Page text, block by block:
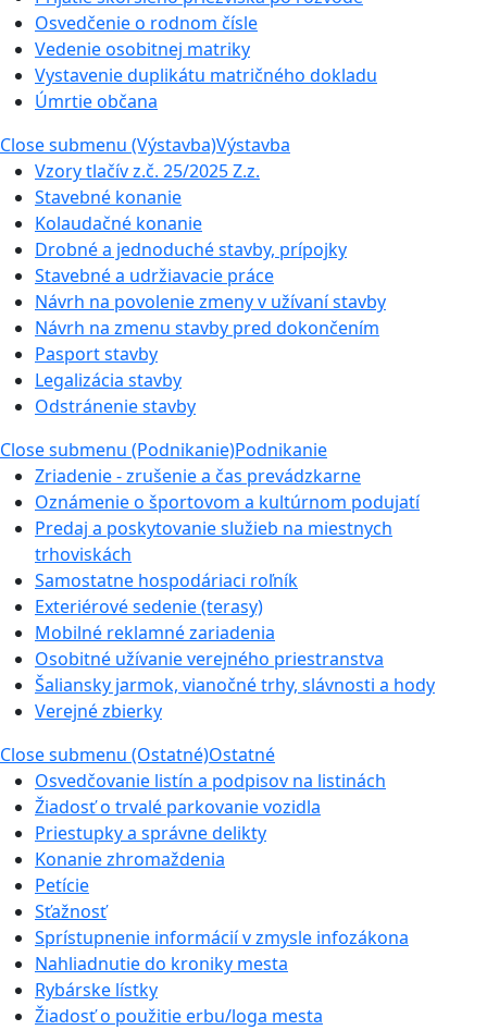
Osvedčenie o rodnom čísle
Vedenie osobitnej matriky
Vystavenie duplikátu matričného dokladu
Úmrtie občana
Close submenu (Výstavba)Výstavba
Vzory tlačív z.č. 25/2025 Z.z.
Stavebné konanie
Kolaudačné konanie
Drobné a jednoduché stavby, prípojky
Stavebné a udržiavacie práce
Návrh na povolenie zmeny v užívaní stavby
Návrh na zmenu stavby pred dokončením
Pasport stavby
Legalizácia stavby
Odstránenie stavby
Close submenu (Podnikanie)Podnikanie
Zriadenie - zrušenie a čas prevádzkarne
Oznámenie o športovom a kultúrnom podujatí
Predaj a poskytovanie služieb na miestnych
trhoviskách
Samostatne hospodáriaci roľník
Exteriérové sedenie (terasy)
Mobilné reklamné zariadenia
Osobitné užívanie verejného priestranstva
Šaliansky jarmok, vianočné trhy, slávnosti a hody
Verejné zbierky
Close submenu (Ostatné)Ostatné
Osvedčovanie listín a podpisov na listinách
Žiadosť o trvalé parkovanie vozidla
Priestupky a správne delikty
Konanie zhromaždenia
Petície
Sťažnosť
Sprístupnenie informácií v zmysle infozákona
Nahliadnutie do kroniky mesta
Rybárske lístky
Žiadosť o použitie erbu/loga mesta